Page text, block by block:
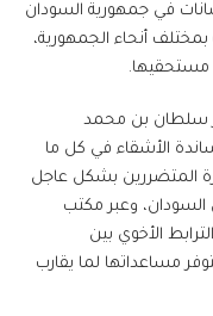
في جمهورية السودان
أودت بحياة الكثيرين، وتسببت في تدمير المنازل والمنشآت التجارية والخدمية في 16 ولاية بمختلف أنحاء الجمهورية،
مستحقيها.
سلطان بن محمد
الأشقاء في كل ما
المتضررين بشكل عاجل
السودان، وعبر مكتب
الأخوي بين
مساعداتها لما يقارب